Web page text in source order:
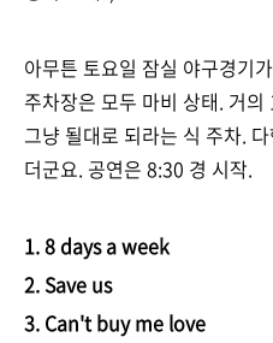
아무튼 토요일 잠실 야구경기
주차장은 모두 마비 상태. 거
그냥 될대로 되라는 식 주차.
더군요. 공연은 8:30 경 시작.
1. 8 days a week
2. Save us
3. Can't buy me love